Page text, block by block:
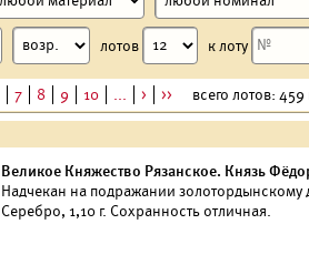
лотов к лоту
7 8 9 10 ... > >> всего лотов:
Великое Княжество Рязанское. Князь
Надчекан на подражании золотордынскому
Серебро, 1,10 г. Сохранность отличная.